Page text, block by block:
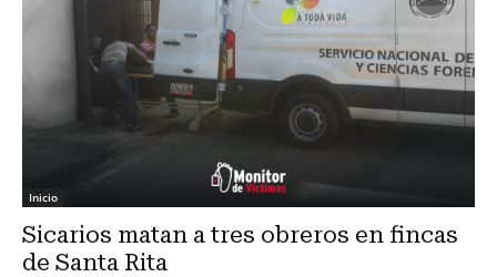
Inicio
Sicarios matan a tres obreros en fincas
de Santa Rita